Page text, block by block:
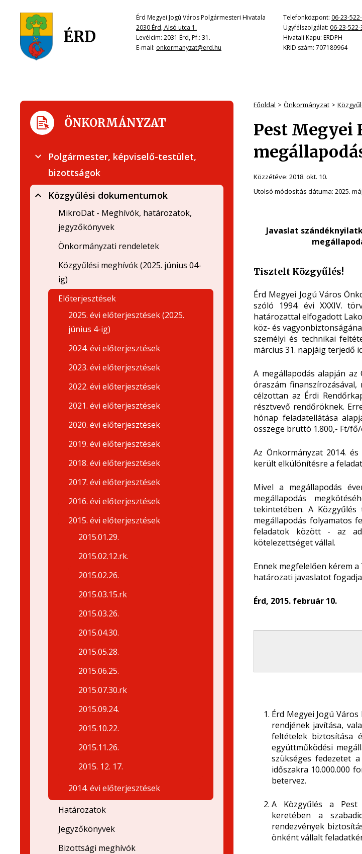
Érd Megyei Jogú Város Polgármesteri Hivatala
2030 Érd, Alsó utca 1.
Levélcím: 2031 Érd, Pf.: 31.
E-mail: onkormanyzat@erd.hu
Telefonközpont: 06-23-
Ügyfélszolgálat: 06-23-522-
Hivatali Kapu: ERDPH
KRID szám: 707189964
Főoldal Önkormányzat
Pest Megyei
Közzétéve: 2018. okt. 10.
Utolsó módosítás dátuma: 2025.
Javaslat
Tisztelt Közgyűlés!
Érd Megyei Jogú Város
szóló 1994. évi XXXIV.
határozattal elfogadott
köz- és
személyi és technikai
március 31. napjáig terjedő
A megállapodás alapján
óraszám
célzottan az Érdi
résztvevő rendőröknek.
hónap feladatellátása
összege bruttó 1.800,- Ft/
Az Önkormányzat 2014.
került elkülönítésre a
Mivel a megállapodás
megállapodás
tekintetében. A
megállapodás folyamatos
feladatok között - az
kötelezettséget vállal.
Ennek megfelelően kérem
határozati javaslatot
Érd, 2015. február 10.
Érd Megyei Jogú
rendjének javítása,
feltételek biztosítása
együttműködési
szükséges fedezetet
időszakra 10.000.000
betervez.
A Közgyűlés a Pest
keretében a
rendezvények
önként vállalt
ÖNKORMÁNYZAT
Polgármester, képviselő-testület,
bizottságok
Közgyűlési dokumentumok
MikroDat - Meghívók, határozatok,
jegyzőkönyvek
Önkormányzati rendeletek
Közgyűlési meghívók (2025. június 04-
ig)
Előterjesztések
2025. évi előterjesztések (2025.
június 4-ig)
2024. évi előterjesztések
2023. évi előterjesztések
2022. évi előterjesztések
2021. évi előterjesztések
2020. évi előterjesztések
2019. évi előterjesztések
2018. évi előterjesztések
2017. évi előterjesztések
2016. évi előterjesztések
2015. évi előterjesztések
2015.01.29.
2015.02.12.rk.
2015.02.26.
2015.03.15.rk
2015.03.26.
2015.04.30.
2015.05.28.
2015.06.25.
2015.07.30.rk
2015.09.24.
2015.10.22.
2015.11.26.
2015. 12. 17.
2014. évi előterjesztések
Határozatok
Jegyzőkönyvek
Bizottsági meghívók